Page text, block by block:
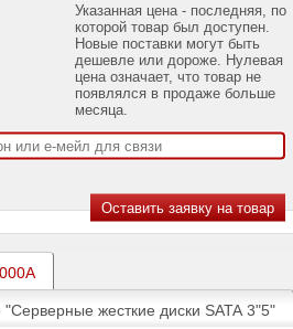
Указанная цена - последняя, по
которой товар был доступен.
Новые поставки могут быть
дешевле или дороже. Нулевая
цена означает, что товар не
появлялся в продаже больше
месяца.
жесткие диски SATA 3"5"